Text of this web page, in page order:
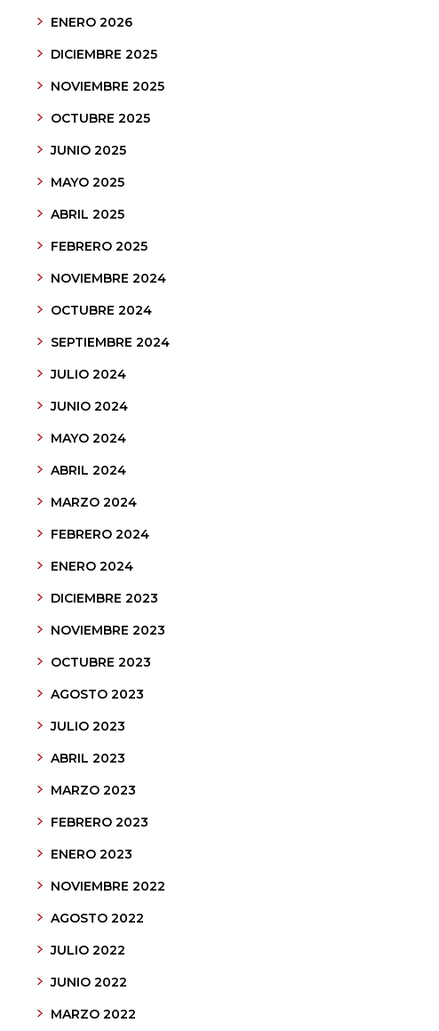
ENERO 2026
DICIEMBRE 2025
NOVIEMBRE 2025
OCTUBRE 2025
JUNIO 2025
MAYO 2025
ABRIL 2025
FEBRERO 2025
NOVIEMBRE 2024
OCTUBRE 2024
SEPTIEMBRE 2024
JULIO 2024
JUNIO 2024
MAYO 2024
ABRIL 2024
MARZO 2024
FEBRERO 2024
ENERO 2024
DICIEMBRE 2023
NOVIEMBRE 2023
OCTUBRE 2023
AGOSTO 2023
JULIO 2023
ABRIL 2023
MARZO 2023
FEBRERO 2023
ENERO 2023
NOVIEMBRE 2022
AGOSTO 2022
JULIO 2022
JUNIO 2022
MARZO 2022